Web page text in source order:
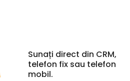
Sunați direct din CRM,
telefon fix sau telefon
mobil.